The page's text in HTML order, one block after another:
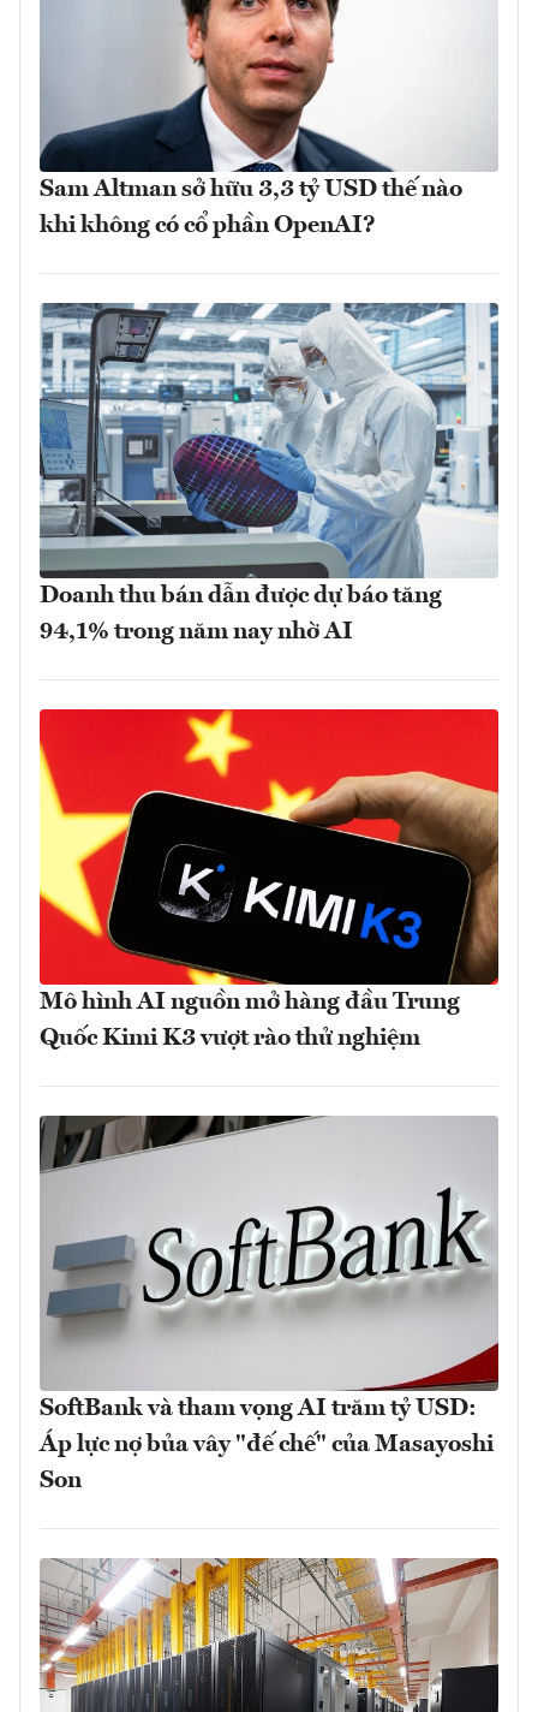
Sam Altman sở hữu 3,3 tỷ USD thế nào
khi không có cổ phần OpenAI?
Doanh thu bán dẫn được dự báo tăng
94,1% trong năm nay nhờ AI
Mô hình AI nguồn mở hàng đầu Trung
Quốc Kimi K3 vượt rào thử nghiệm
SoftBank và tham vọng AI trăm tỷ USD:
Áp lực nợ bủa vây "đế chế" của Masayoshi
Son